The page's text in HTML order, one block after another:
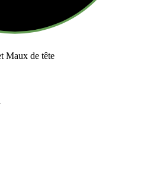
Maux de tête